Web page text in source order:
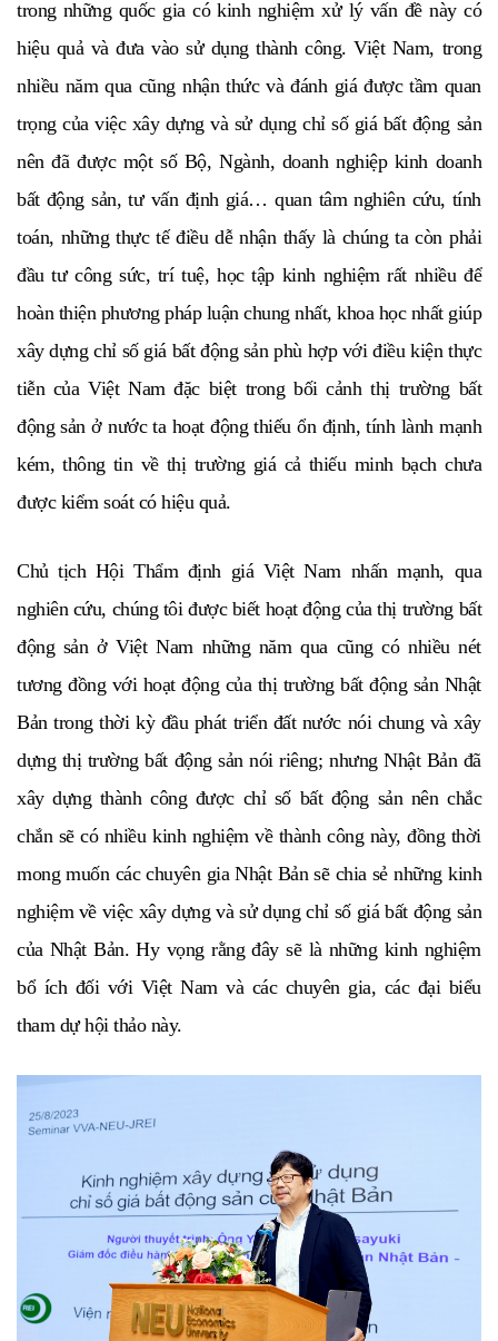
trong những quốc gia có kinh nghiệm xử lý vấn đề này có
hiệu quả và đưa vào sử dụng thành công. Việt Nam, trong
nhiều năm qua cũng nhận thức và đánh giá được tầm quan
trọng của việc xây dựng và sử dụng chỉ số giá bất động sản
nên đã được một số Bộ, Ngành, doanh nghiệp kinh doanh
bất động sản, tư vấn định giá… quan tâm nghiên cứu, tính
toán, những thực tế điều dễ nhận thấy là chúng ta còn phải
đầu tư công sức, trí tuệ, học tập kinh nghiệm rất nhiều để
hoàn thiện phương pháp luận chung nhất, khoa học nhất giúp
xây dựng chỉ số giá bất động sản phù hợp với điều kiện thực
tiễn của Việt Nam đặc biệt trong bối cảnh thị trường bất
động sản ở nước ta hoạt động thiếu ổn định, tính lành mạnh
kém, thông tin về thị trường giá cả thiếu minh bạch chưa
được kiểm soát có hiệu quả.
Chủ tịch Hội Thẩm định giá Việt Nam nhấn mạnh, qua
nghiên cứu, chúng tôi được biết hoạt động của thị trường bất
động sản ở Việt Nam những năm qua cũng có nhiều nét
tương đồng với hoạt động của thị trường bất động sản Nhật
Bản trong thời kỳ đầu phát triển đất nước nói chung và xây
dựng thị trường bất động sản nói riêng; nhưng Nhật Bản đã
xây dựng thành công được chỉ số bất động sản nên chắc
chắn sẽ có nhiều kinh nghiệm về thành công này, đồng thời
mong muốn các chuyên gia Nhật Bản sẽ chia sẻ những kinh
nghiệm về việc xây dựng và sử dụng chỉ số giá bất động sản
của Nhật Bản. Hy vọng rằng đây sẽ là những kinh nghiệm
bổ ích đối với Việt Nam và các chuyên gia, các đại biểu
tham dự hội thảo này.